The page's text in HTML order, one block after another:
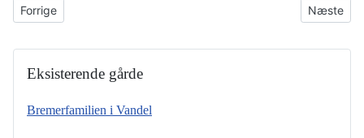
Forrige artikel: Grindstedvej 59
Forrige Næste
Næste
Eksisterende gårde
Bremerfamilien i Vandel